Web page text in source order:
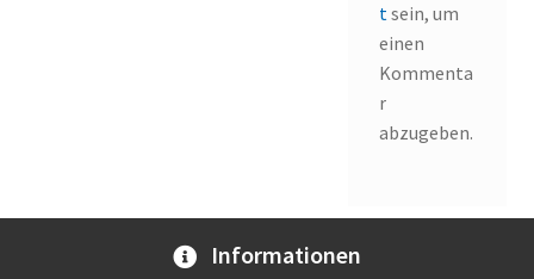
tsein, um
einen
Kommenta
r
abzugeben.
Informationen